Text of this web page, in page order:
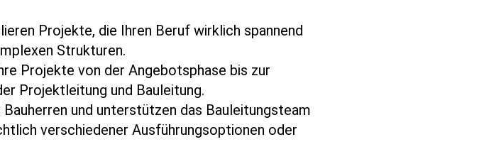
Projekte, die Ihren Beruf wirklich spannend
Strukturen.
Projekte von der Angebotsphase bis zur
Projektleitung und Bauleitung.
Bauherren und unterstützen das Bauleitungsteam
verschiedener Ausführungsoptionen oder